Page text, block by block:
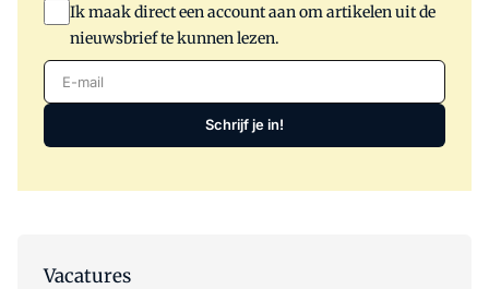
Ik maak direct een account aan om artikelen uit de
nieuwsbrief te kunnen lezen.
E-mail
Schrijf je in!
Vacatures